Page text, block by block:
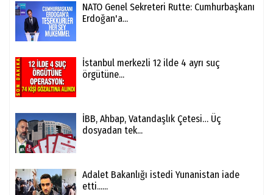
NATO Genel Sekreteri Rutte: Cumhurbaşkanı
Erdoğan'a...
İstanbul merkezli 12 ilde 4 ayrı suç
örgütüne...
İBB, Ahbap, Vatandaşlık Çetesi… Üç
dosyadan tek...
Adalet Bakanlığı istedi Yunanistan iade
etti......